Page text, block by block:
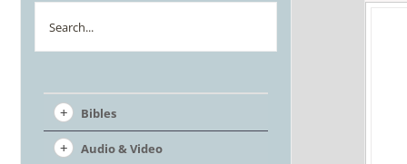
Bibles
Audio & Video